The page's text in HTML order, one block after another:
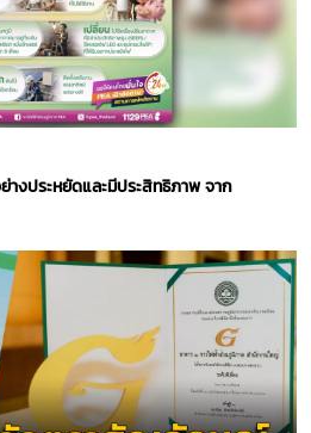
างประหยัดและมีประสิทธิภาพ จาก